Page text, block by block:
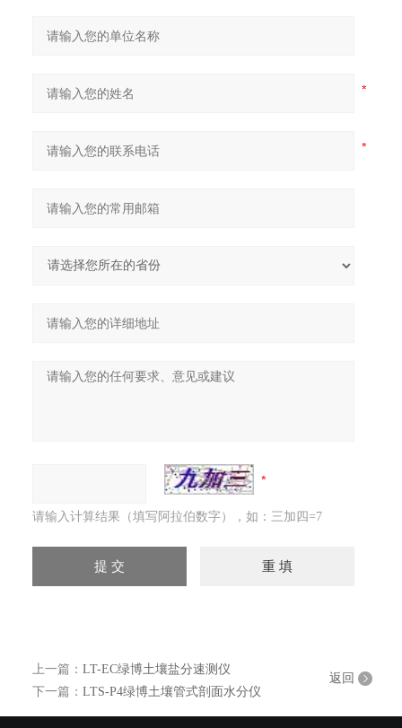
请输入计算结果（填写阿拉伯数字），如：三加四=7
上一篇： LT-EC绿博土壤盐分速测仪
下一篇： LTS-P4绿博土壤管式剖面水分仪
返回